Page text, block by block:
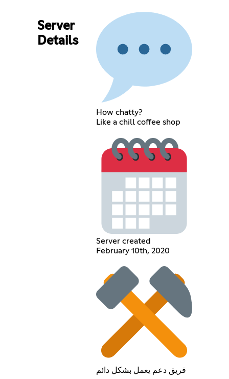
Server
Details
How chatty?
Like a chill coffee shop
Server created
February 10th, 2020
فريق دعم يعمل بشكل دائم